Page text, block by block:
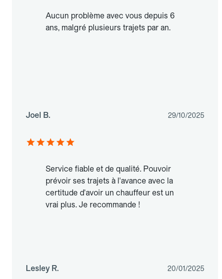
Aucun problème avec vous depuis 6
ans, malgré plusieurs trajets par an.
Joel B. 29/10/2025
Service fiable et de qualité. Pouvoir
prévoir ses trajets à l'avance avec la
certitude d'avoir un chauffeur est un
vrai plus. Je recommande !
Lesley R. 20/01/2025